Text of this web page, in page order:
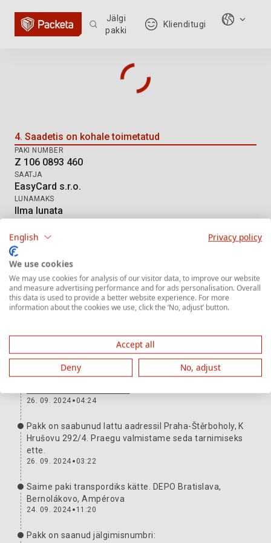
Jälgi
pakki
Klienditugi
Paki jälgimine: Z 106 0893 460
4. Saadetis on kohale toimetatud
PAKI NUMBER
Z 106 0893 460
SAATJA
EasyCard s.r.o.
LUNAMAKS
Ilma lunata
DE Hermes HD
Paki teekond Rohkem teavet
27. 09. 2024 13:19
Oleme saadetise edastanud vedajale. Jälgimisnumber:
26. 09. 2024 04:24
Pakk on saabunud lattu aadressil Praha-Štěrboholy, K
Hrušovu 292/4. Praegu valmistame seda tarnimiseks
ette.
26. 09. 2024 03:22
Saime paki transpordiks kätte. DEPO Bratislava,
Bernolákovo, Ampérova
24. 09. 2024 11:20
Pakk on saanud jälgimisnumbri:
English Privacy policy
We use cookies
We may use cookies for analysis of our visitor data, to improve our website
and measure advertising performance and for ads personalisation. Overall
this data is used to provide a better website experience. For more
information about the cookies we use, click the ‘No, adjust’ button.
Accept all
Deny
No, adjust